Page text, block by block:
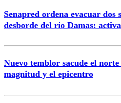
Correo
Senapred ordena evacuar dos
desborde del río Damas:
Nuevo temblor sacude el
magnitud y el epicentro